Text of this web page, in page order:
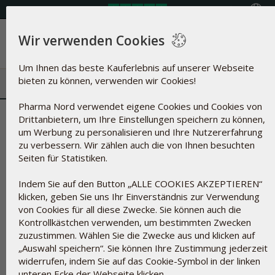
Menü
Indigokarmin
Wir verwenden Cookies
Um Ihnen das beste Kauferlebnis auf unserer Webseite
bieten zu können, verwenden wir Cookies!
Pharma Nord verwendet eigene Cookies und Cookies von
Drittanbietern, um Ihre Einstellungen speichern zu können,
um Werbung zu personalisieren und Ihre Nutzererfahrung
zu verbessern. Wir zählen auch die von Ihnen besuchten
Seiten für Statistiken.
Indem Sie auf den Button „ALLE COOKIES AKZEPTIEREN“
klicken, geben Sie uns Ihr Einverständnis zur Verwendung
von Cookies für all diese Zwecke. Sie können auch die
Kontrollkästchen verwenden, um bestimmten Zwecken
zuzustimmen. Wählen Sie die Zwecke aus und klicken auf
„Auswahl speichern“. Sie können Ihre Zustimmung jederzeit
widerrufen, indem Sie auf das Cookie-Symbol in der linken